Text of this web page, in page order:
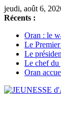
Passer
au
jeudi, août 6,
Récents :
Oran : le
Le
Le
Le chef du
Oran